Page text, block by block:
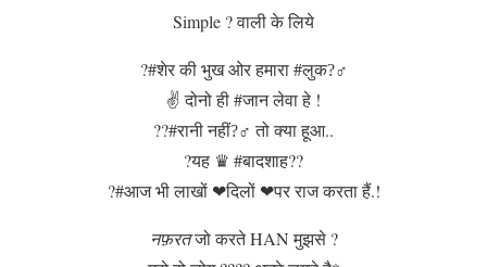
Simple ? वाली के लिये
?#शेर की भुख ओर हमारा #लुक?‍♂
✌️ दोनो ही #जान लेवा हे !
??#रानी नहीं?‍♂ तो क्या हूआ..
?यह ♛ #बादशाह??
?#आज भी लाखों ❤दिलों ❤पर राज करता हैं.!
नफ़रतजो करते HAN मुझसे ?